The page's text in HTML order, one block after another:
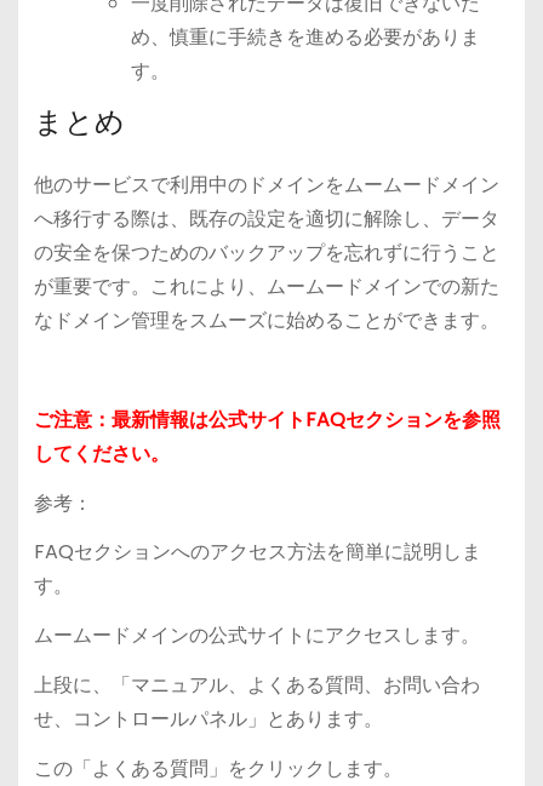
め、慎重に手続きを進める必要がありま
す。
まとめ
他のサービスで利用中のドメインをムームードメイン
へ移行する際は、既存の設定を適切に解除し、データ
の安全を保つためのバックアップを忘れずに行うこと
が重要です。これにより、ムームードメインでの新た
なドメイン管理をスムーズに始めることができます。
ご注意：最新情報は公式サイトFAQセクションを参照
してください。
参考：
FAQセクションへのアクセス方法を簡単に説明しま
す。
ムームードメインの公式サイトにアクセスします。
上段に、「マニュアル、よくある質問、お問い合わ
せ、コントロールパネル」とあります。
この「よくある質問」をクリックします。